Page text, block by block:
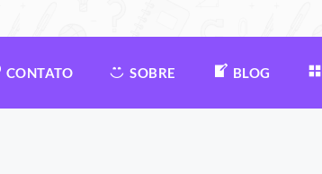
CONTATO SOBRE BLOG